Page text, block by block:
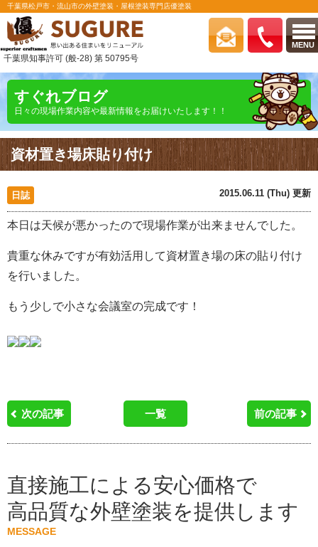
MENU
千葉県松戸市・流山市の外壁塗装・屋根塗装専門店優塗装
千葉県知事許可 (般-28) 第 50795号
すぐれブログ
日々の現場作業内容や最新情報をお届けいたします！！
資材置き場床貼り付け
日誌 2015.06.11 (Thu) 更新
本日は天候が悪かったので現場作業が出来ませんでした。
貴重な休みですが有効活用して資材置き場の床の貼り付け
を行いました。
もう少しで小さな会議室の完成です！
次の記事 一覧 前の記事
直接施工による安心価格で
高品質な外壁塗装を提供します
MESSAGE